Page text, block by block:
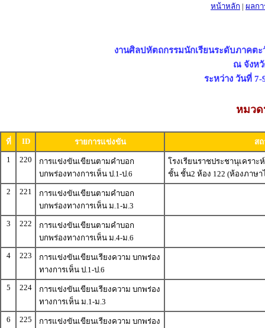
หน้าหลัก | ผลก
งานศิลปหัตถกรรมนักเรียนระดับภาคตะ
ณ จังห
ระหว่าง วันที่
หมว
ที่ ID รายการแข่งขัน
ส
1
220
การแข่งขันเขียนตามคำบอก
บกพร่องทางการเห็น ป.1-ป.6
โรงเรียนราชประชานุเครา
ชั้น ชั้น2 ห้อง 122 (ห้องภาษา
2
221
การแข่งขันเขียนตามคำบอก
บกพร่องทางการเห็น ม.1-ม.3
3
222
การแข่งขันเขียนตามคำบอก
บกพร่องทางการเห็น ม.4-ม.6
4
223
การแข่งขันเขียนเรียงความ บกพร่อง
ทางการเห็น ป.1-ป.6
5
224
การแข่งขันเขียนเรียงความ บกพร่อง
ทางการเห็น ม.1-ม.3
6
225
การแข่งขันเขียนเรียงความ บกพร่อง